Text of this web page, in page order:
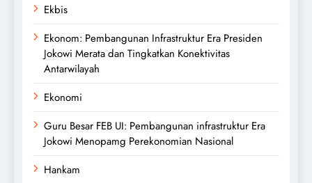
Ekbis
Ekonom: Pembangunan Infrastruktur Era Presiden
Jokowi Merata dan Tingkatkan Konektivitas
Antarwilayah
Ekonomi
Guru Besar FEB UI: Pembangunan infrastruktur Era
Jokowi Menopamg Perekonomian Nasional
Hankam